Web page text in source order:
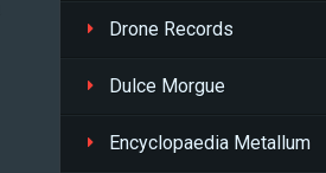
Drone Records
Dulce Morgue
Encyclopaedia Metallum